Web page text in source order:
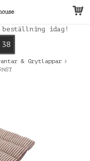
idag!
38
& Grytlappar